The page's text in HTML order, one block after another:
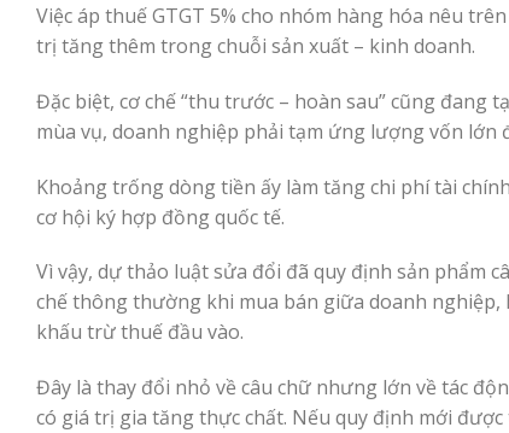
Việc áp thuế GTGT 5% cho nhóm hàng hóa nêu
trị tăng thêm trong chuỗi sản xuất – kinh doanh.
Đặc biệt, cơ chế “thu trước – hoàn sau” cũng đang
mùa vụ, doanh nghiệp phải tạm ứng lượng vốn
Khoảng trống dòng tiền ấy làm tăng chi phí tài
cơ hội ký hợp đồng quốc tế.
Vì vậy, dự thảo luật sửa đổi đã quy định sản phẩm
chế thông thường khi mua bán giữa doanh
khấu trừ thuế đầu vào.
Đây là thay đổi nhỏ về câu chữ nhưng lớn về tác
có giá trị gia tăng thực chất. Nếu quy định mới